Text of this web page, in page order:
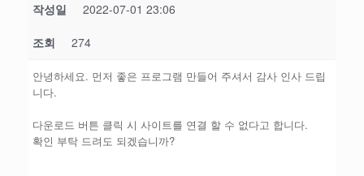
작성일 2022-07-01 23:06
조회 274
안녕하세요. 먼저 좋은 프로그램 만들어 주셔서 감사 인사 드립
니다.
다운로드 버튼 클릭 시 사이트를 연결 할 수 없다고 합니다.
확인 부탁 드려도 되겠습니까?